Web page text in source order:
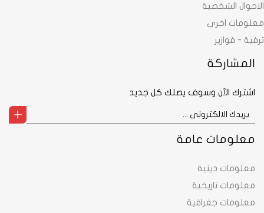
معلومات عامة
معلومات دينية
معلومات تاريخية
معلومات جغرافية
الشخصية
اخرى
- فوازير
المشاركة
اشترك الآن وسوف يصلك كل جديد